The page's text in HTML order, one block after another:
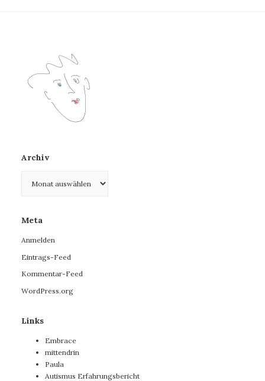
Archiv
Meta
Anmelden
Eintrags-Feed
Kommentar-Feed
WordPress.org
Links
Embrace
mittendrin
Paula
Autismus Erfahrungsbericht